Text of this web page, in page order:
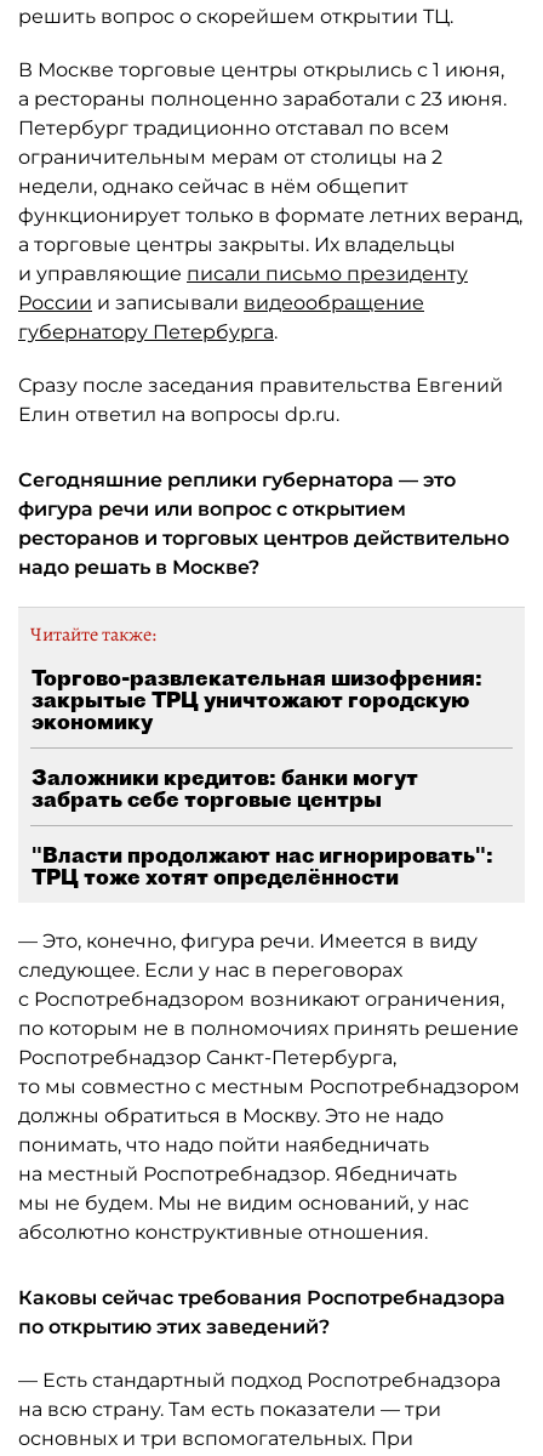
решить вопрос о скорейшем открытии ТЦ.
В Москве торговые центры открылись с 1 июня,
а рестораны полноценно заработали с 23 июня.
Петербург традиционно отставал по всем
ограничительным мерам от столицы на 2
недели, однако сейчас в нём общепит
функционирует только в формате летних веранд,
а торговые центры закрыты. Их владельцы
и управляющие писали письмо президенту
России и записывали видеообращение
губернатору Петербурга.
Сразу после заседания правительства Евгений
Елин ответил на вопросы dp.ru.
Сегодняшние реплики губернатора — это
фигура речи или вопрос с открытием
ресторанов и торговых центров действительно
надо решать в Москве?
Читайте также:
Торгово-развлекательная шизофрения:
закрытые ТРЦ уничтожают городскую
экономику
Заложники кредитов: банки могут
забрать себе торговые центры
"Власти продолжают нас игнорировать":
ТРЦ тоже хотят определённости
— Это, конечно, фигура речи. Имеется в виду
следующее. Если у нас в переговорах
с Роспотребнадзором возникают ограничения,
по которым не в полномочиях принять решение
Роспотребнадзор Санкт-Петербурга,
то мы совместно с местным Роспотребнадзором
должны обратиться в Москву. Это не надо
понимать, что надо пойти наябедничать
на местный Роспотребнадзор. Ябедничать
мы не будем. Мы не видим оснований, у нас
абсолютно конструктивные отношения.
Каковы сейчас требования Роспотребнадзора
по открытию этих заведений?
— Есть стандартный подход Роспотребнадзора
на всю страну. Там есть показатели — три
основных и три вспомогательных. При